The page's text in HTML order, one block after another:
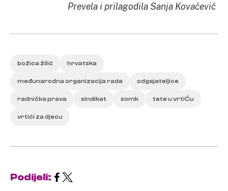
Prevela i prilagodila Sanja Kovačević
božica žilić hrvatska
međunarodna organizacija rada odgajateljice
radnička prava sindikat somk tete u vrtiĆu
vrtići za djecu
Podijeli: